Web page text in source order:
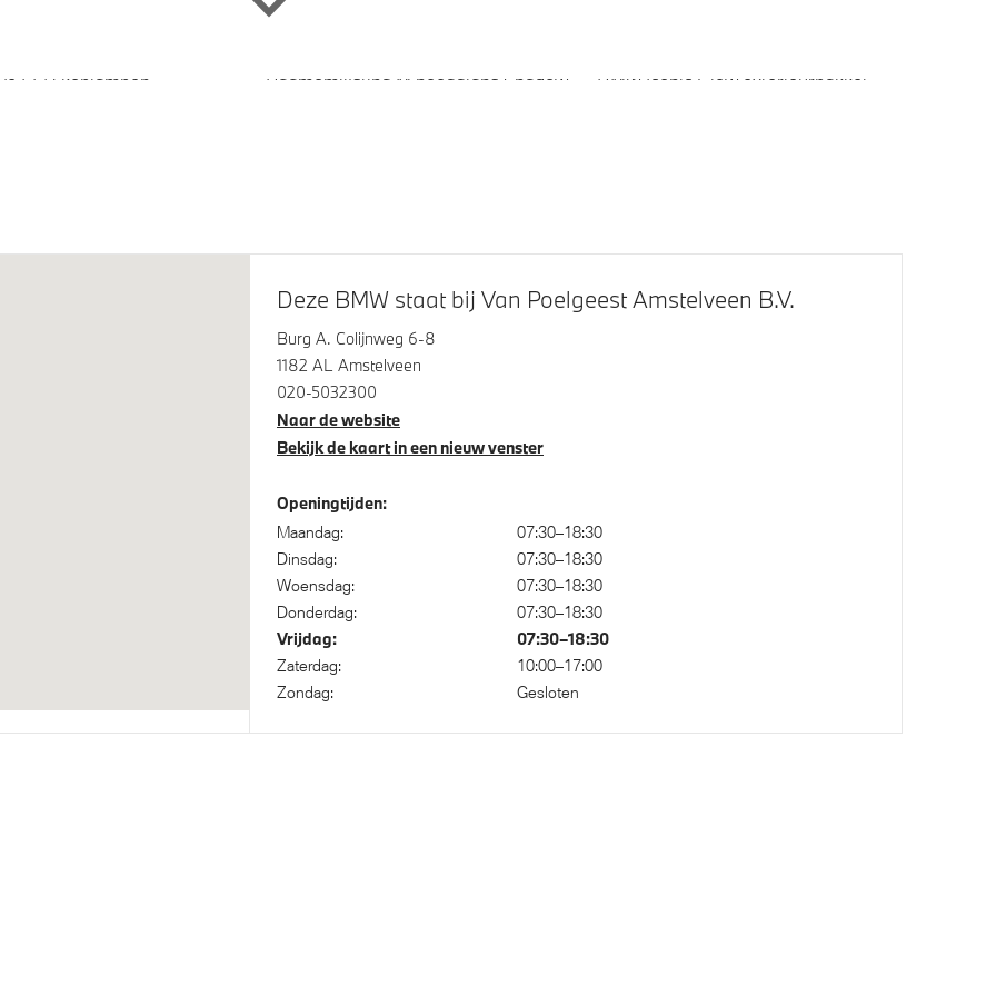
LED koplampen
Raamomlijsting M hoogglans Shadow
BMW Iconic Glow exterieurpakket
Comfort Access
Adaptief onderstel professional xDrive - Vierwielaandrijving
Deze BMW staat bij Van Poelgeest Amstelveen B.V.
Burg A. Colijnweg 6-8
1182 AL Amstelveen
020-5032300
Naar de website
Bekijk de kaart in een nieuw venster
Openingtijden:
Maandag:
07:30–18:30
Dinsdag:
07:30–18:30
Woensdag:
07:30–18:30
Donderdag:
07:30–18:30
Vrijdag: 07:30–18:30
Zaterdag:
10:00–17:00
Zondag:
Gesloten